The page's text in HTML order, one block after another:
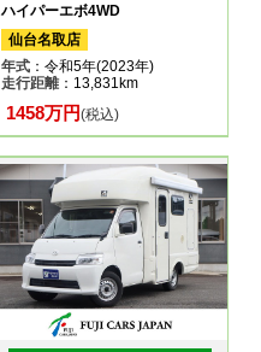
ハイパーエボ4WD
仙台名取店
年式：令和5年(2023年)
走行距離：13,831km
1458万円(税込)